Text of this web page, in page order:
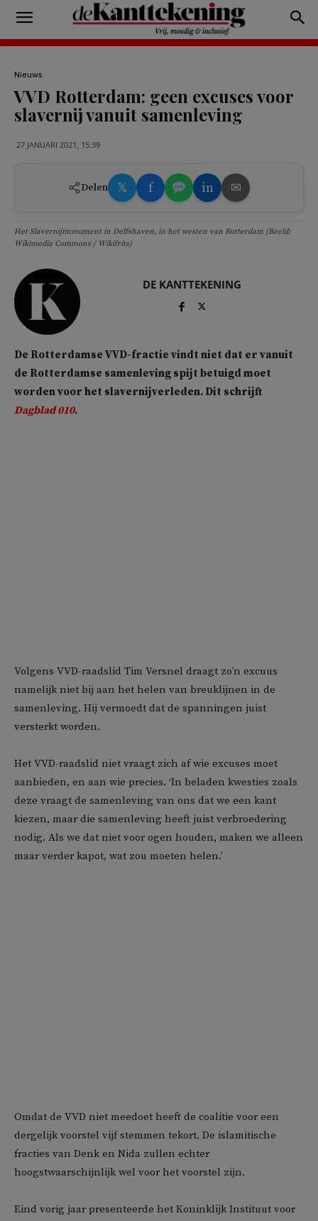
Nieuws
VVD Rotterdam: geen excuses voor
slavernij vanuit samenleving
27 JANUARI 2021, 15:39
Delen 𝕏 f in ✉
Het Slavernijmonument in Delfshaven, in het westen van Rotterdam (Beeld:
Wikimedia Commons / Wikifrits)
DE KANTTEKENING
De Rotterdamse VVD-fractie vindt niet dat er vanuit
de Rotterdamse samenleving spijt betuigd moet
worden voor het slavernijverleden. Dit schrijft
Dagblad 010.
Volgens VVD-raadslid Tim Versnel draagt zo’n excuus
namelijk niet bij aan het helen van breuklijnen in de
samenleving. Hij vermoedt dat de spanningen juist
versterkt worden.
Het VVD-raadslid niet vraagt zich af wie excuses moet
aanbieden, en aan wie precies. ‘In beladen kwesties zoals
deze vraagt de samenleving van ons dat we een kant
kiezen, maar die samenleving heeft juist verbroedering
nodig. Als we dat niet voor ogen houden, maken we alleen
maar verder kapot, wat zou moeten helen.’
Omdat de VVD niet meedoet heeft de coalitie voor een
dergelijk voorstel vijf stemmen tekort. De islamitische
fracties van Denk en Nida zullen echter
hoogstwaarschijnlijk wel voor het voorstel zijn.
Eind vorig jaar presenteerde het Koninklijk Instituut voor